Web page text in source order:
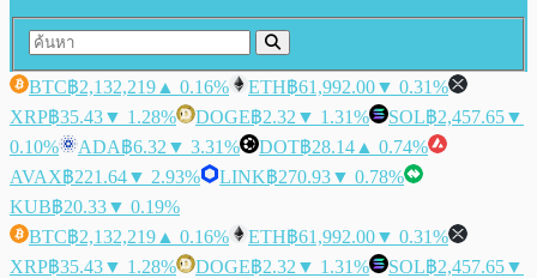
BTC฿2,132,219 ▲ 0.16% ETH฿61,992.00▼ 0.31%
XRP฿35.43▼ 1.28% DOGE฿2.32 ▼ 1.31% SOL฿2,457.65▼
0.10%
ADA฿6.32 ▼ 3.31% DOT฿28.14 ▲ 0.74%
AVAX฿221.64▼ 2.93% LINK฿270.93▼ 0.78%
KUB฿20.33▼ 0.19%
BTC฿2,132,219 ▲ 0.16% ETH฿61,992.00▼ 0.31%
XRP฿35.43▼ 1.28% DOGE฿2.32 ▼ 1.31% SOL฿2,457.65▼